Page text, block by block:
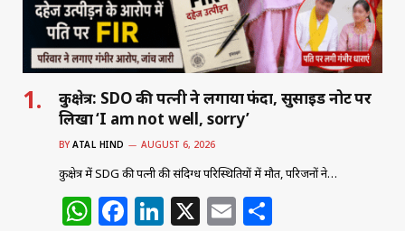
कुरुक्षेत्र: SDO की पत्नी ने लगाया फंदा, सुसाइड नोट पर
लिखा ‘I am not well, sorry’
BY ATAL HIND AUGUST 6, 2026
कुरुक्षेत्र में SDG की पत्नी की संदिग्ध परिस्थितियों में मौत, परिजनों ने…
W F Li X E